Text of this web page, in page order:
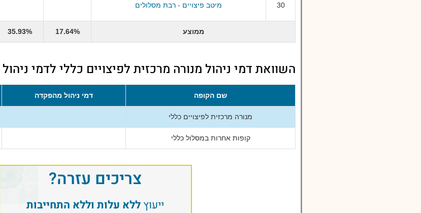
30 מיטב פיצויים - רבת מסלולים
ממוצע 17.64%
35.93%
השוואת דמי ניהול מנורה מרכזית לפיצויים כללי לדמי
שם הקופה דמי ניהול מהפקדה
מנורה מרכזית לפיצויים כללי
קופות אחרות במסלול כללי
צריכים עזרה?
ייעוץללא עלות וללא התחייבות